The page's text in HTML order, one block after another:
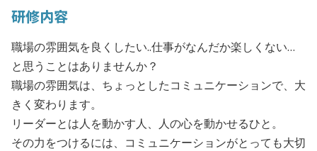
研修内容
職場の雰囲気を良くしたい..仕事がなんだか楽しくない…
と思うことはありませんか？
職場の雰囲気は、ちょっとしたコミュニケーションで、大
きく変わります。
リーダーとは人を動かす人、人の心を動かせるひと。
その力をつけるには、コミュニケーションがとっても大切